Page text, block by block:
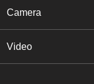
Camera
Video